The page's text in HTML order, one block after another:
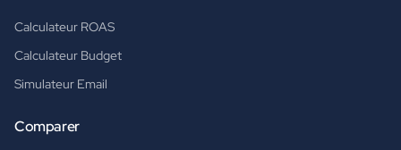
Calculateur ROAS
Calculateur Budget
Simulateur Email
Comparer